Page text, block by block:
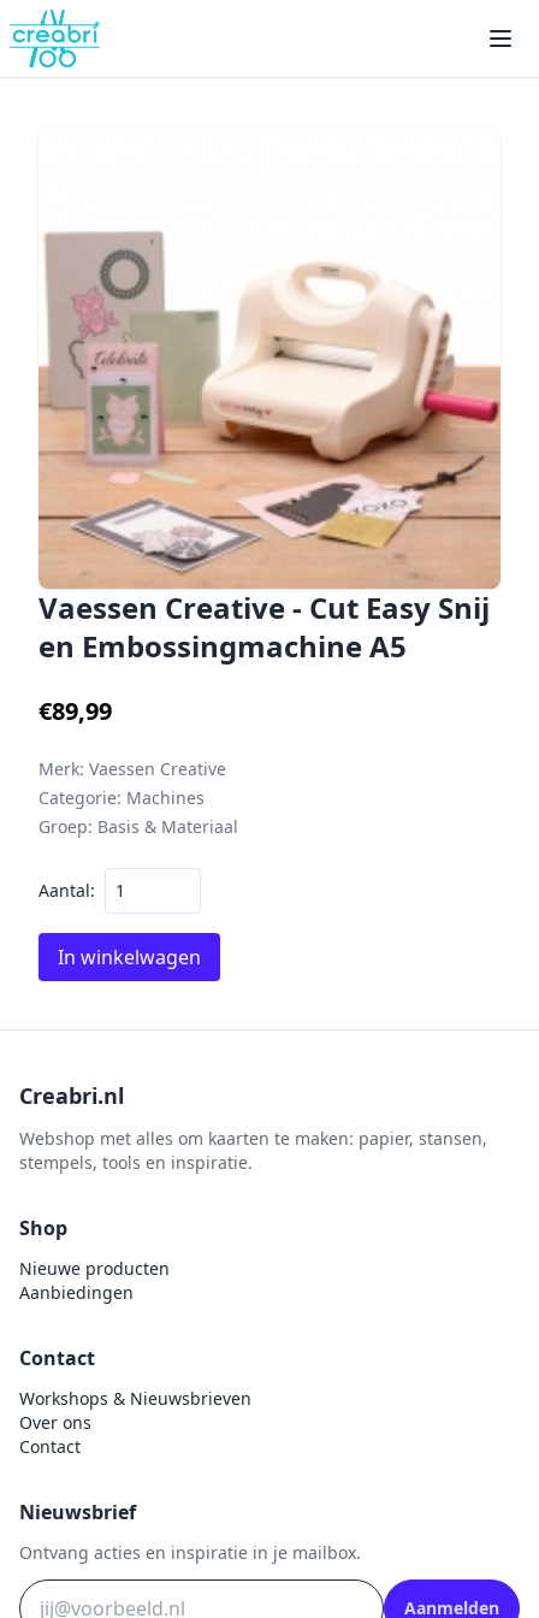
Vaessen Creative - Cut Easy Snij
en Embossingmachine A5
€89,99
Merk: Vaessen Creative
Categorie: Machines
Groep: Basis & Materiaal
Aantal:
In winkelwagen
Creabri.nl
Webshop met alles om kaarten te maken: papier, stansen,
stempels, tools en inspiratie.
Shop
Nieuwe producten
Aanbiedingen
Contact
Workshops & Nieuwsbrieven
Over ons
Contact
Nieuwsbrief
Ontvang acties en inspiratie in je mailbox.
Aanmelden